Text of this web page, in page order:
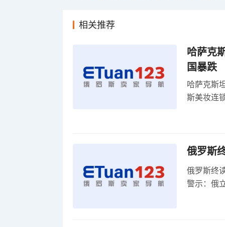
相关推荐
哈萨克
国暴跌
哈萨克斯
斯美妆连
俄罗斯
俄罗斯终
警示：俄